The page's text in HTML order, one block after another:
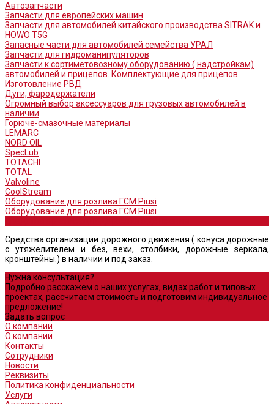
Автозапчасти
Запчасти для европейских машин
Запчасти для автомобилей китайского производства SITRAK и
HOWO T5G
Запасные части для автомобилей семейства УРАЛ
Запчасти для гидроманипуляторов
Запчасти к сортиметовозному оборудованию ( надстройкам)
автомобилей и прицепов. Комплектующие для прицепов
Изготовление РВД
Дуги, фародержатели
Огромный выбор аксессуаров для грузовых автомобилей в
наличии
Горюче-смазочные материалы
LEMARC
NORD OIL
SpecLub
TOTACHI
TOTAL
Valvoline
CoolStream
Оборудование для розлива ГСМ Piusi
Оборудование для розлива ГСМ Piusi
Средства организации дорожного движения ( конуса дорожные
с утяжелителем и без, вехи, столбики, дорожные зеркала,
кронштейны.) в наличии и под заказ.
Нужна консультация?
Подробно расскажем о наших услугах, видах работ и типовых
проектах, рассчитаем стоимость и подготовим индивидуальное
предложение!
Задать вопрос
О компании
О компании
Контакты
Сотрудники
Новости
Реквизиты
Политика конфиденциальности
Услуги